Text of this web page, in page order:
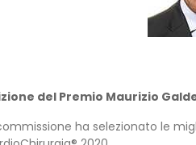
del Premio Maurizio
ha selezionato le